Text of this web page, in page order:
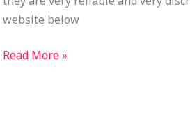
website below
Read More »